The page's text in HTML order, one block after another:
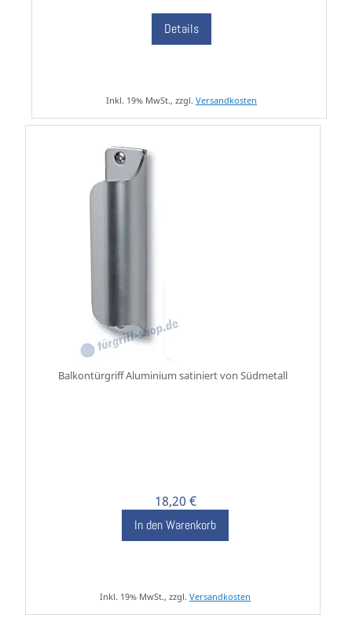
Details
Inkl. 19% MwSt., zzgl. Versandkosten
Balkontürgriff Aluminium satiniert von Südmetall
18,20 €
In den Warenkorb
Inkl. 19% MwSt., zzgl.Versandkosten